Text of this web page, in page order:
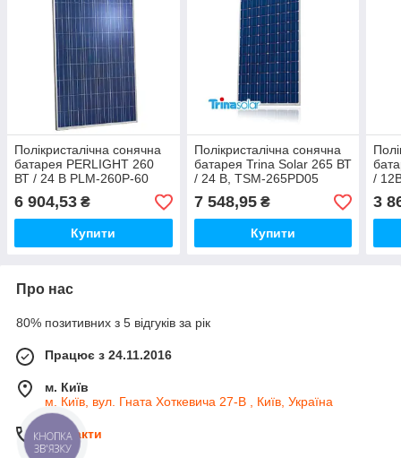
Полікристалічна сонячна
батарея PERLIGHT 260
ВТ / 24 В PLM-260P-60
6 904,53 ₴
Купити
Полікристалічна сонячна
батарея Trina Solar 265 ВТ
/ 24 В, TSM-265PD05
7 548,95₴
Купити
/
3
Про нас
80% позитивних з 5 відгуків за рік
Працює з 24.11.2016
м. Київ
м. Київ, вул. Гната Хоткевича 27-В , Київ, Україна
Контакти
КНОПКА
ЗВ'ЯЗКУ